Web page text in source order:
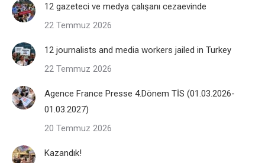
12 gazeteci ve medya çalışanı cezaevinde
22 Temmuz 2026
12 journalists and media workers jailed in Turkey
22 Temmuz 2026
Agence France Presse 4.Dönem TİS (01.03.2026-
01.03.2027)
20 Temmuz 2026
Kazandık!